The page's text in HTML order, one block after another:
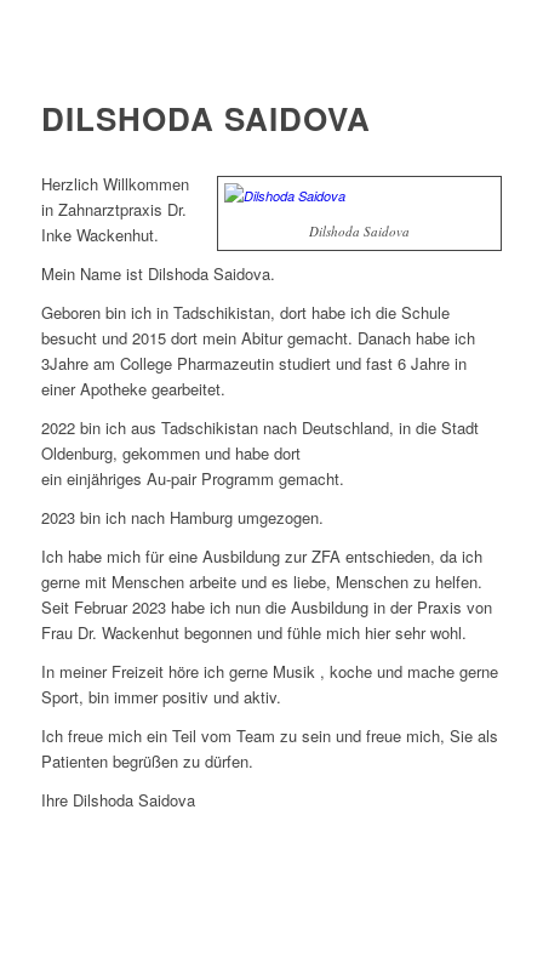
DILSHODA SAIDOVA
Dilshoda Saidova
Herzlich Willkommen
in Zahnarztpraxis Dr.
Inke Wackenhut.
Mein Name ist Dilshoda Saidova.
Geboren bin ich in Tadschikistan, dort habe ich die Schule
besucht und 2015 dort mein Abitur gemacht. Danach habe ich
3Jahre am College Pharmazeutin studiert und fast 6 Jahre in
einer Apotheke gearbeitet.
2022 bin ich aus Tadschikistan nach Deutschland, in die Stadt
Oldenburg, gekommen und habe dort
ein einjähriges Au-pair Programm gemacht.
2023 bin ich nach Hamburg umgezogen.
Ich habe mich für eine Ausbildung zur ZFA entschieden, da ich
gerne mit Menschen arbeite und es liebe, Menschen zu helfen.
Seit Februar 2023 habe ich nun die Ausbildung in der Praxis von
Frau Dr. Wackenhut begonnen und fühle mich hier sehr wohl.
In meiner Freizeit höre ich gerne Musik , koche und mache gerne
Sport, bin immer positiv und aktiv.
Ich freue mich ein Teil vom Team zu sein und freue mich, Sie als
Patienten begrüßen zu dürfen.
Ihre Dilshoda Saidova